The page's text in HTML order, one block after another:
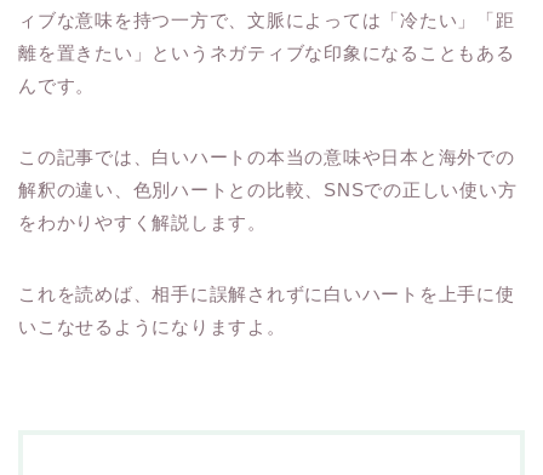
ィブな意味を持つ一方で、文脈によっては「冷たい」「距
離を置きたい」というネガティブな印象になることもある
んです。
この記事では、白いハートの本当の意味や日本と海外での
解釈の違い、色別ハートとの比較、SNSでの正しい使い方
をわかりやすく解説します。
これを読めば、相手に誤解されずに白いハートを上手に使
いこなせるようになりますよ。